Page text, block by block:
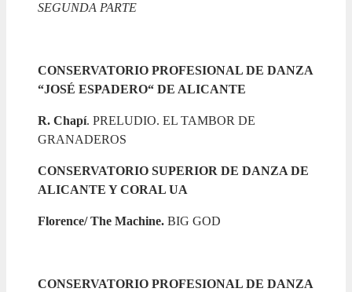
SEGUNDA PARTE
CONSERVATORIO PROFESIONAL DE DANZA
“JOSÉ ESPADERO“ DE ALICANTE
R. Chapí. PRELUDIO. EL TAMBOR DE
GRANADEROS
CONSERVATORIO SUPERIOR DE DANZA DE
ALICANTE Y CORAL UA
Florence/ The Machine. BIG GOD
CONSERVATORIO PROFESIONAL DE DANZA